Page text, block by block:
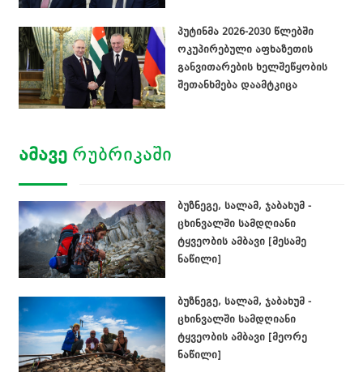
პუტინმა 2026-2030 წლებში
ოკუპირებული აფხაზეთის
განვითარების ხელშეწყობის
შეთანხმება დაამტკიცა
ᲐᲛᲐᲕᲔ ᲠᲣᲑᲠᲘᲙᲐᲨᲘ
ბუზნეგე, სალამ, ჯაბახუმ -
ცხინვალში სამდღიანი
ტყვეობის ამბავი [მესამე
ნაწილი]
ბუზნეგე, სალამ, ჯაბახუმ -
ცხინვალში სამდღიანი
ტყვეობის ამბავი [მეორე
ნაწილი]